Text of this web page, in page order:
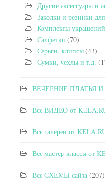
Другие аксессуары и
Заколки и резинки
Комплекты украшений
Салфетки (70)
Серьги, клипсы (43)
Сумки, чехлы и т.д.
ВЕЧЕРНИЕ ПЛАТЬЯ
Все ВИДЕО от
Все галереи от
Все мастер-классы от
Все СХЕМЫ сайта (207)